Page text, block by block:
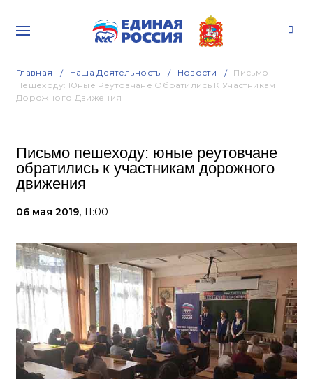
Главная Наша Деятельность Новости
Письмо
Пешеходу: Юные Реутовчане Обратились К Участникам
Дорожного Движения
Письмо пешеходу: юные реутовчане
обратились к участникам дорожного
движения
06 мая 2019, 11:00